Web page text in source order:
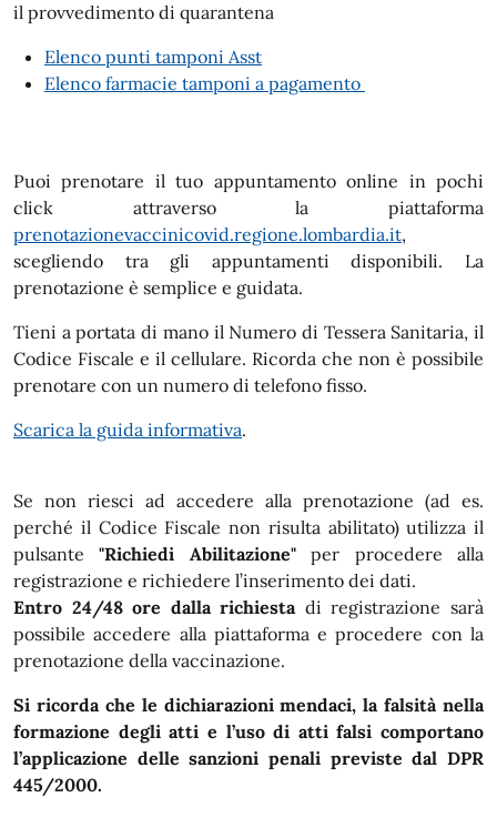
il provvedimento di quarantena
Elenco punti tamponi Asst
Elenco farmacie tamponi a pagamento
Puoi prenotare il tuo appuntamento online in pochi
click attraverso la piattaforma
prenotazionevaccinicovid.regione.lombardia.it,
scegliendo tra gli appuntamenti disponibili. La
prenotazione è semplice e guidata.
Tieni a portata di mano il Numero di Tessera Sanitaria, il
Codice Fiscale e il cellulare. Ricorda che non è possibile
prenotare con un numero di telefono fisso.
Scarica la guida informativa.
Se non riesci ad accedere alla prenotazione (ad es.
perché il Codice Fiscale non risulta abilitato) utilizza il
pulsante"Richiedi Abilitazione"per procedere alla
registrazione e richiedere l’inserimento dei dati.
Entro 24/48 ore dalla richiestadi registrazione sarà
possibile accedere alla piattaforma e procedere con la
prenotazione della vaccinazione.
Si ricorda che le dichiarazioni mendaci, la falsità nella
formazione degli atti e l’uso di atti falsi comportano
l’applicazione delle sanzioni penali previste dal DPR
445/2000.